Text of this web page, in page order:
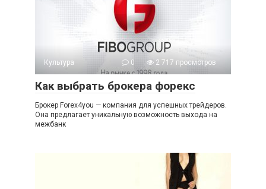
Культура 0 2 717 просмотров
Как выбрать брокера форекс
Брокер Forex4you — компания для успешных трейдеров.
Она предлагает уникальную возможность выхода на
межбанк